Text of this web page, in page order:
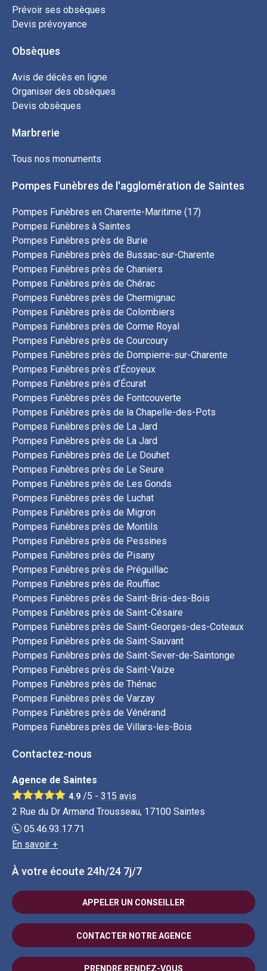
Prévoir ses obsèques
Devis prévoyance
Obsèques
Avis de décès en ligne
Organiser des obsèques
Devis obsèques
Marbrerie
Tous nos monuments
Pompes Funèbres de l'agglomération de Saintes
Pompes Funèbres en Charente-Maritime (17)
Pompes Funèbres à Saintes
Pompes Funèbres près de Burie
Pompes Funèbres près de Bussac-sur-Charente
Pompes Funèbres près de Chaniers
Pompes Funèbres près de Chérac
Pompes Funèbres près de Chermignac
Pompes Funèbres près de Colombiers
Pompes Funèbres près de Corme Royal
Pompes Funèbres près de Courcoury
Pompes Funèbres près de Dompierre-sur-Charente
Pompes Funèbres près d’Écoyeux
Pompes Funèbres près d’Écurat
Pompes Funèbres près de Fontcouverte
Pompes Funèbres près de la Chapelle-des-Pots
Pompes Funèbres près de La Jard
Pompes Funèbres près de La Jard
Pompes Funèbres près de Le Douhet
Pompes Funèbres près de Le Seure
Pompes Funèbres près de Les Gonds
Pompes Funèbres près de Luchat
Pompes Funèbres près de Migron
Pompes Funèbres près de Montils
Pompes Funèbres près de Pessines
Pompes Funèbres près de Pisany
Pompes Funèbres près de Préguillac
Pompes Funèbres près de Rouffiac
Pompes Funèbres près de Saint-Bris-des-Bois
Pompes Funèbres près de Saint-Césaire
Pompes Funèbres près de Saint-Georges-des-Coteaux
Pompes Funèbres près de Saint-Sauvant
Pompes Funèbres près de Saint-Sever-de-Saintonge
Pompes Funèbres près de Saint-Vaize
Pompes Funèbres près de Thénac
Pompes Funèbres près de Varzay
Pompes Funèbres près de Vénérand
Pompes Funèbres près de Villars-les-Bois
Contactez-nous
Agence de Saintes
4.9 /5 - 315 avis
2 Rue du Dr Armand Trousseau, 17100 Saintes
05.46.93.17.71
En savoir +
À votre écoute 24h/24 7j/7
APPELER UN CONSEILLER
CONTACTER NOTRE AGENCE
PRENDRE RENDEZ-VOUS